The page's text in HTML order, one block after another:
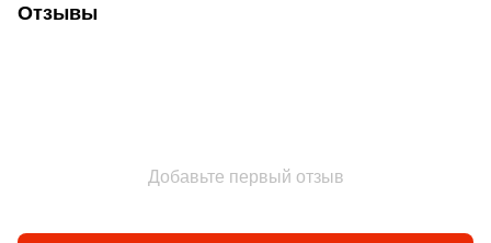
Отзывы
Добавьте первый отзыв